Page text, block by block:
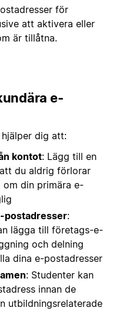
för
att aktivera eller
är tillåtna.
e-
dig att:
kontot: Lägg till en
du aldrig förlorar
din primära e-
postadresser:
lägga till företags-e-
och delning
dina e-postadresser
: Studenter kan
innan de
utbildningsrelaterade